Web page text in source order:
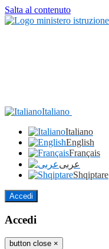
Salta al contenuto
Italiano
Italiano
English
Français
عربى
Shqiptare
Accedi
Accedi
button close ×